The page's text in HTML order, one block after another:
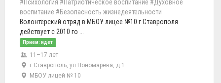
#Психология #Патриотическое воспитание #Духовное
воспитание #Безопасность жизнедеятельности
Волонтёрский отряд в МБОУ лицее №10 г.Ставрополя
действует с 2010 го ...
Прием: идет
11–17 лет
г Ставрополь, ул Пономарёва, д 1
МБОУ лицей № 10